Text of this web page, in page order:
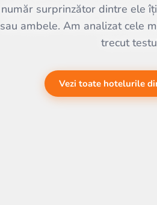
număr surprinzător dintre ele
sau ambele. Am analizat cele
trecut
Vezi toate hotelurile